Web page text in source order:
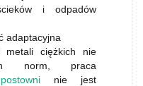
i odpadów
adaptacyjna
ciężkich nie
norm, praca
nie jest